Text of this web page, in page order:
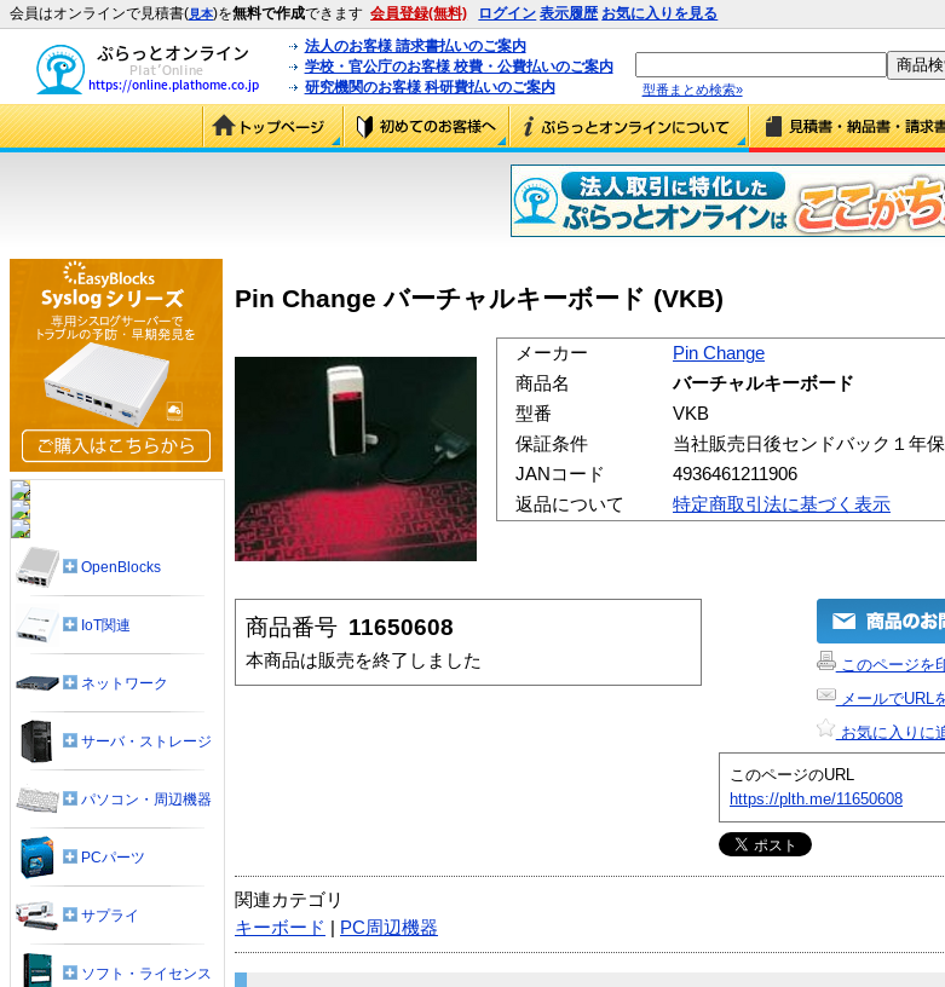
会員はオンラインで見積書(見本)を無料で作成できます 会員登録(無料) ログイン 表示履歴 お気に入りを見る
法人のお客様 請求書払いのご案内
学校・官公庁のお客様 校費・公費払いのご案内
研究機関のお客様 科研費払いのご案内
型番まとめ検索»
Pin Change バーチャルキーボード (VKB)
メーカー
Pin Change
商品名
バーチャルキーボード
型番
VKB
保証条件
当社販売日後センドバック１年
JANコード
4936461211906
返品について
特定商取引法に基づく表示
商品番号 11650608
本商品は販売を終了しました
このページを
メールでURL
お気に入りに
このページのURL
https://plth.me/11650608
関連カテゴリ
キーボード
PC周辺機器
OpenBlocks
IoT関連
ネットワーク
サーバ・ストレージ
パソコン・周辺機器
PCパーツ
サプライ
ソフト・ライセンス